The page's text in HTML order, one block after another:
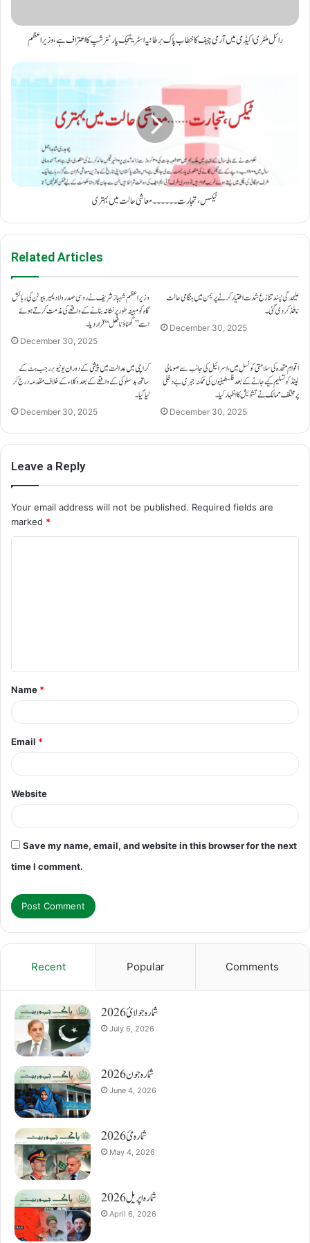
رائل ملٹری اکیڈمی میں آرمی چیف کا خطاب پاک برطانیہ اسٹریٹجک پارٹنرشپ کا اعتراف ہے، وزیراعظم
ٹیکس، تجارت ۔۔۔۔۔۔ معاشی حالت میں بہتری
Related Articles
وزیراعظم شہباز شریف نے روسی صدر ولادیمیر پیوٹن کی رہائش
گاہ کو مبینہ طور پر نشانہ بنانے کے واقعے کی مذمت کرتے ہوئے
اسے ’’گھناؤنا فعل‘‘ قرار دیا۔
December 30, 2025
علیحدگی پسند تنازع شدت اختیار کرنے پر یمن میں ہنگامی حالت
نافذ کر دی گئی۔
December 30, 2025
کراچی میں عدالت میں پیشی کے دوران یوٹیوبر رجب بٹ کے
ساتھ بدسلوکی کے واقعے کے بعد وکلاء کے خلاف مقدمہ درج کر
لیا گیا۔
December 30, 2025
اقوامِ متحدہ کی سلامتی کونسل میں، اسرائیل کی جانب سے صومالی
لینڈ کو تسلیم کیے جانے کے بعد فلسطینیوں کی ممکنہ جبری بے دخلی
پر مختلف ممالک نے تشویش کا اظہار کیا۔
December 30, 2025
Leave a Reply
Your email address will not be published. Required fields are
marked *
t
*
Name *
Email *
Website
Save my name, email, and website in this browser for the next
time I comment.
Recent Popular Comments
شمارہ جولائ 2026
July 6, 2026
شمارہ جون 2026
June 4, 2026
شمارہ مئ 2026
May 4, 2026
شمارہ اپریل 2026
April 6, 2026